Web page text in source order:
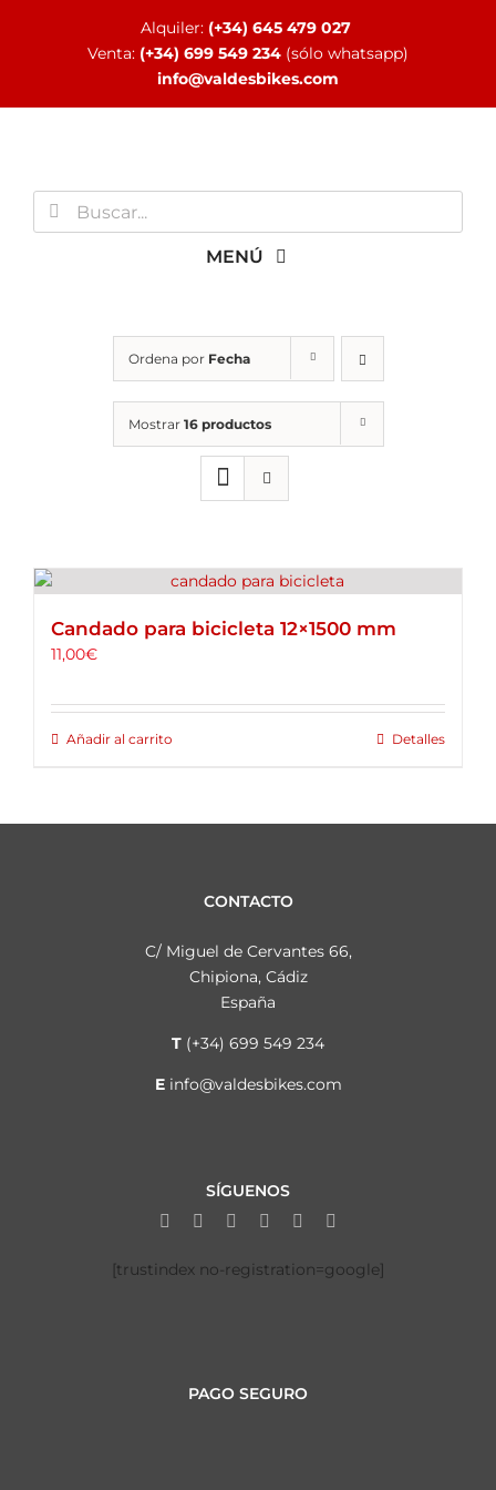
Alquiler: (+34) 645 479 027
Venta: (+34) 699 549 234 (sólo whatsapp)
info@valdesbikes.com
Buscar:
MENÚ
ALQUILER DE BICICLETAS
BLOG
Ordena por Fecha
Mostrar 16 productos
Candado para bicicleta 12×1500 mm
11,00€
Añadir al carrito Detalles
CONTACTO
C/ Miguel de Cervantes 66,
Chipiona, Cádiz
España
T (+34) 699 549 234
E info@valdesbikes.com
SÍGUENOS
[trustindex no-registration=google]
PAGO SEGURO